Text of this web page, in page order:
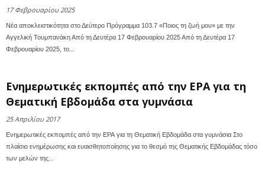
17 Φεβρουαρίου 2025
Νέα αποκλειστικότητα στο Δεύτερο Πρόγραμμα 103.7 «Ποιος τη ζωή μου» με την
Αγγελική Τουμπανάκη Από τη Δευτέρα 17 Φεβρουαρίου 2025 Από τη Δευτέρα 17
Φεβρουαρίου 2025, το...
Ενημερωτικές εκπομπές από την ΕΡΑ για τη
Θεματική Εβδομάδα στα γυμνάσια
25 Απριλίου 2017
Ενημερωτικές εκπομπές από την ΕΡΑ για τη Θεματική Εβδομάδα στα γυμνάσια Στο
πλαίσιο ενημέρωσης και ευαισθητοποίησης για το θεσμό της Θεματικής Εβδομάδας τόσο
των μελών της...